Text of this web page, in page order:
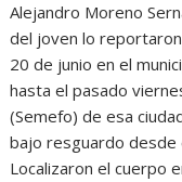
Alejandro Moreno
del joven lo
20 de junio en el
hasta el pasado
(Semefo) de esa
bajo resguardo desde
Localizaron el cuerpo